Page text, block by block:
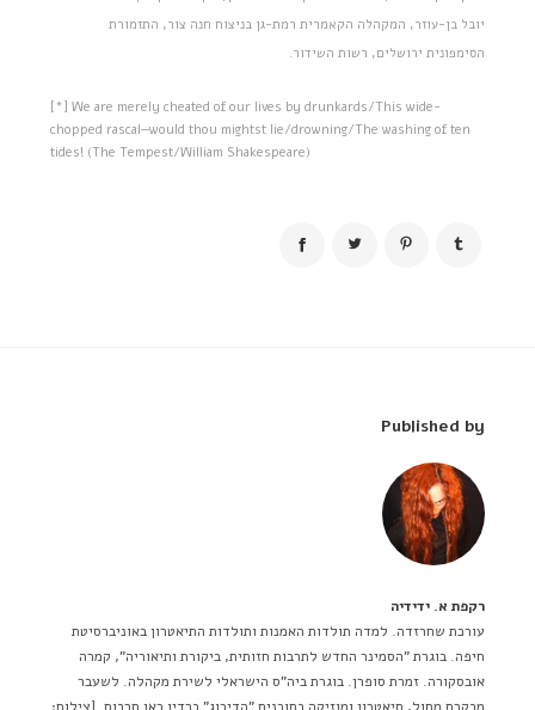
יובל בן-עוזר, המקהלה הקאמרית רמת-גן בניצוח חנה צור, התזמורת
הסימפונית ירושלים, רשות השידור.
[*] We are merely cheated of our lives by drunkards/This wide-
chopped rascal—would thou mightst lie/drowning/The washing of ten
tides! (The Tempest/William Shakespeare)
Published by
רקפת א. ידידיה
עורכת שחרזדה. למדה תולדות האמנות ותולדות התיאטרון באוניברסיטת
חיפה. בוגרת "הסמינר החדש לתרבות חזותית, ביקורת ותיאוריה", קמרה
אובסקורה. זמרת סופרן. בוגרת ביה"ס הישראלי לשירת מקהלה. לשעבר